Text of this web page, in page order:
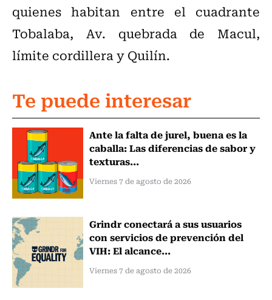
quienes habitan entre el cuadrante
Tobalaba, Av. quebrada de Macul,
límite cordillera y Quilín.
Te puede interesar
Ante la falta de jurel, buena es la
caballa: Las diferencias de sabor y
texturas...
Viernes 7 de agosto de 2026
Grindr conectará a sus usuarios
con servicios de prevención del
VIH: El alcance...
Viernes 7 de agosto de 2026